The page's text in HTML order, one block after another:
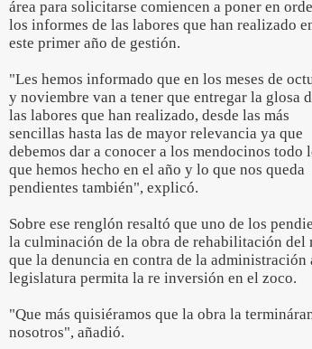
área para solicitarse comiencen a poner en
los informes de las labores que han realizado
este primer año de gestión.
"Les hemos informado que en los meses de
y noviembre van a tener que entregar la glosa
las labores que han realizado, desde las más
sencillas hasta las de mayor relevancia ya que
debemos dar a conocer a los mendocinos todo
que hemos hecho en el año y lo que nos queda
pendientes también", explicó.
Sobre ese renglón resaltó que uno de los
la culminación de la obra de rehabilitación del
que la denuncia en contra de la
legislatura permita la re inversión en el zoco.
"Que más quisiéramos que la obra la
nosotros", añadió.